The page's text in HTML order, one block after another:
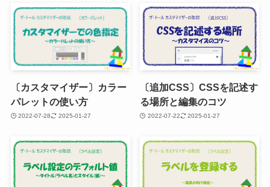
〔カスタマイザー〕カラー
パレットの使い方
2022-07-28 2025-01-27
〔追加CSS〕CSSを記述す
る場所と編集のコツ
2022-07-22 2025-01-27